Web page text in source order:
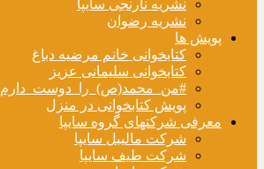
نشریه نارنجی سایپا
نشریه رضوان
پویش ها
کتابخوانی خانم مرضیه دباغ
کتابخوانی سلیمانی عزیز
#من_محمد(ص)_را_دوست_دارم
پویش کتابخوانی در منزل
معرفی شرکتهای گروه سایپا
شرکت مالیبل سایپا
شرکت طیف سایپا